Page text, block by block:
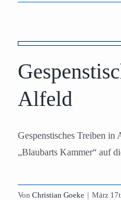
Alfeld
Gespenstisches Treiben
„Blaubarts Kammer“ auf
Von Christian Goeke | März